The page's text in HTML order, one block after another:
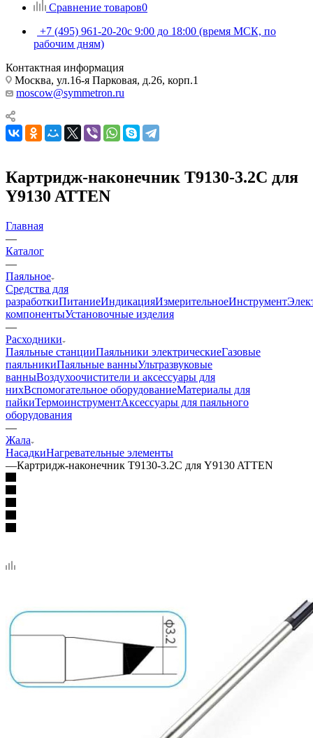
Сравнение товаров0
+7 (495) 961-20-20с 9:00 до 18:00 (время МСК, по
рабочим дням)
Контактная информация
Москва, ул.16-я Парковая, д.26, корп.1
moscow@symmetron.ru
Картридж-наконечник T9130-3.2C для
Y9130 ATTEN
Главная
—
Каталог
—
Паяльное
Средства для
разработкиПитаниеИндикацияИзмерительноеИнструмент
компонентыУстановочные изделия
—
Расходники
Паяльные станцииПаяльники электрическиеГазовые
паяльникиПаяльные ванныУльтразвуковые
ванныВоздухоочистители и аксессуары для
нихВспомогательное оборудованиеМатериалы для
пайкиТермоинструментАксессуары для паяльного
оборудования
—
Жала
НасадкиНагревательные элементы
—Картридж-наконечник T9130-3.2C для Y9130 ATTEN